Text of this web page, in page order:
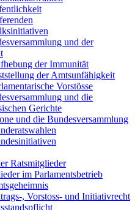
und der
der Immunität
der Amtsunfähigkeit
Vorstösse
und die
Gerichte
und die Bundesversammlung
Ratsmitglieder
im Parlamentsbetrieb
, Vorstoss- und Initiativrecht